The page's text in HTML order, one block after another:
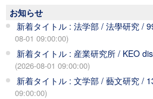
お知らせ
新着タイトル : 法学部 / 法學研究 /
08-01 09:00:00)
新着タイトル : 産業研究所 / KEO
(2026-08-01 09:00:00)
新着タイトル : 文学部 / 藝文研究 /
09:00:00)